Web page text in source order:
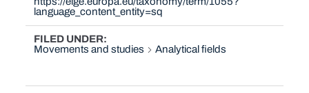
language_content_entity=sq
FILED UNDER
Movements and studies
Analytical fields